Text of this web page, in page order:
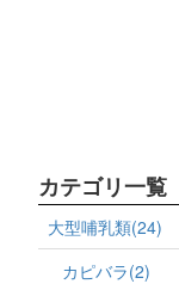
カテゴリ一覧
大型哺乳類(24)
カピバラ(2)